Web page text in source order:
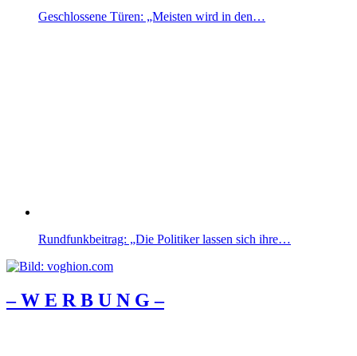
Geschlossene Türen: „Meisten wird in den…
Rundfunkbeitrag: „Die Politiker lassen sich ihre…
– W Ε R Β U Ν G –